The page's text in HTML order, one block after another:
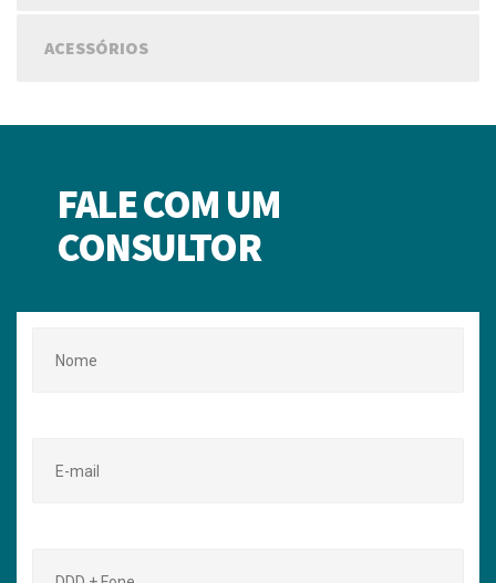
ACESSÓRIOS
FALE COM UM
CONSULTOR